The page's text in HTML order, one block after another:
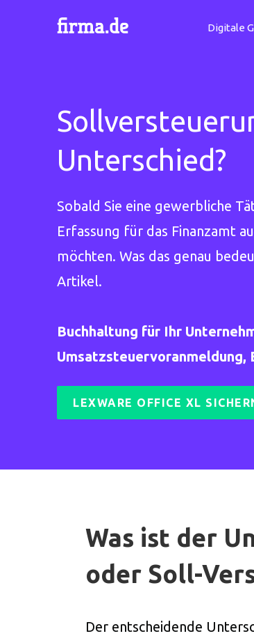
Digitale
Unterschied?
Sobald Sie eine gewerbliche
Erfassung für das Finanzamt
möchten. Was das genau
Artikel.
Buchhaltung für Ihr
Umsatzsteuervoranmeldung,
LEXWARE OFFICE XL
Was ist der
oder Soll-
Der entscheidende